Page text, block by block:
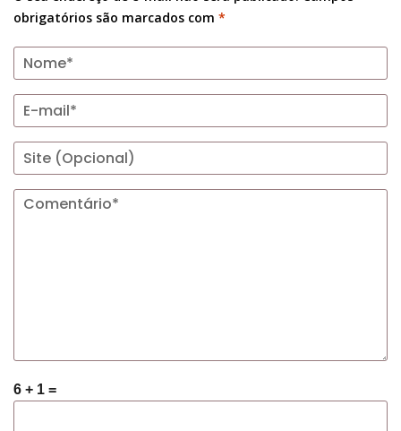
obrigatórios são marcados com *
6 + 1 =